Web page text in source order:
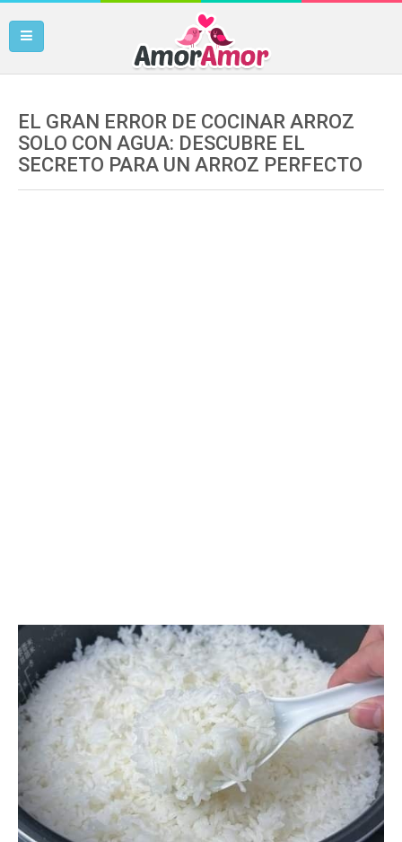
EL GRAN ERROR DE COCINAR ARROZ
SOLO CON AGUA: DESCUBRE EL
SECRETO PARA UN ARROZ PERFECTO